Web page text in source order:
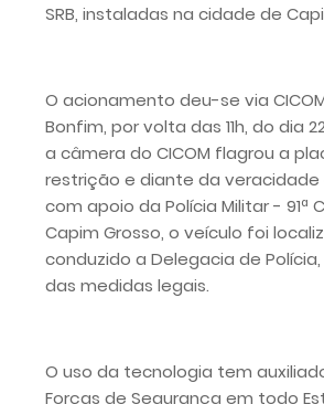
SRB, instaladas na cidade de
O acionamento deu-se via
Bonfim, por volta das 11h, do dia
a câmera do CICOM flagrou a
restrição e diante da
com apoio da Polícia Militar - 91ª
Capim Grosso, o veículo foi
conduzido a Delegacia de
das medidas legais.
O uso da tecnologia tem
Forças de Segurança em todo